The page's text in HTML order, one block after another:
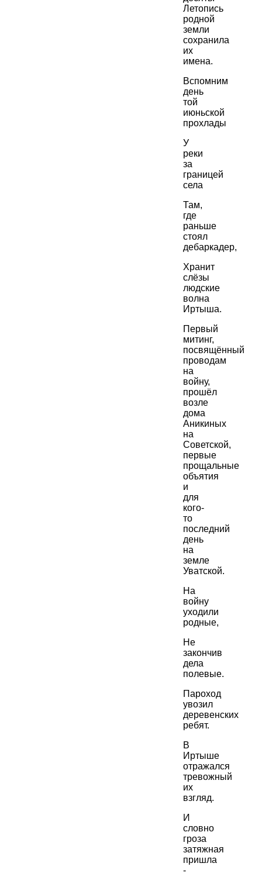
Летопись
родной
земли
сохранила
их
имена.
Вспомним
день
той
июньской
прохлады
У
реки
за
границей
села
Там,
где
раньше
стоял
дебаркадер,
Хранит
слёзы
людские
волна
Иртыша.
Первый
митинг,
посвящённый
проводам
на
войну,
прошёл
возле
дома
Аникиных
на
Советской,
первые
прощальные
объятия
и
для
кого-
то
последний
день
на
земле
Уватской.
На
войну
уходили
родные,
Не
закончив
дела
полевые.
Пароход
увозил
деревенских
ребят.
В
Иртыше
отражался
тревожный
их
взгляд.
И
словно
гроза
затяжная
пришла
-